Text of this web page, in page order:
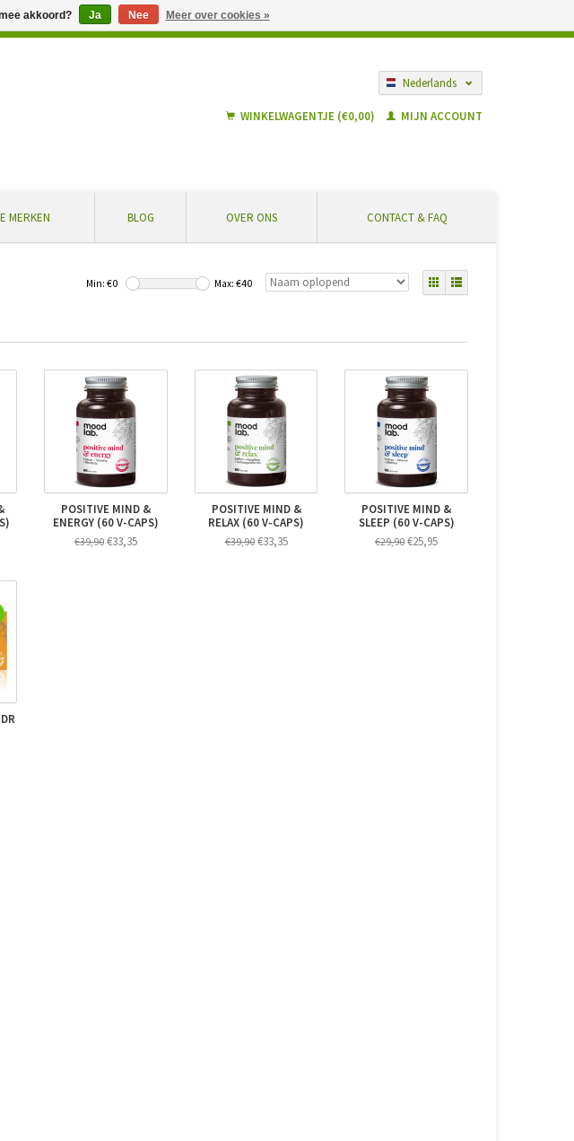
Nederlands
WINKELWAGENTJE (€0,00)
MIJN ACCOUNT
MERKEN BLOG OVER ONS CONTACT & FAQ
Min: €0 Max: €40
POSITIVE MIND &
ENERGY (60 V-CAPS)
€39,90€33,35
POSITIVE MIND &
RELAX (60 V-CAPS)
€39,90€33,35
POSITIVE MIND &
SLEEP (60 V-CAPS)
€29,90 €25,95
akkoord? Ja Nee Meer over cookies »
... Gratis levering in België vanaf € 55 ... Veilig winkelen en geen extra kosten